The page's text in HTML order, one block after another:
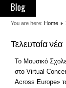
Blog
You are here: Home
Τελευταία νέα
Το Μουσικό
στο Virtual
Across Europe»